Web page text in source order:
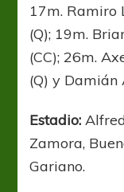
17m. Ramiro
(Q); 19m.
(CC); 26m.
(Q) y Damián
Estadio:
Zamora,
Gariano.